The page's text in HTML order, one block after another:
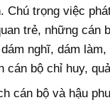
Chú trọng việc
trẻ, những cán
nghĩ, dám
cán bộ chỉ huy,
cán bộ và hậu